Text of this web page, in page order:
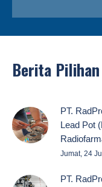
Berita Pilihan
PT.
Lead Pot
Jumat, 24
PT.